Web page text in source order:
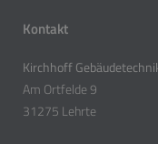
Kontakt
Kirchhoff
Am Ortfelde 9
31275 Lehrte